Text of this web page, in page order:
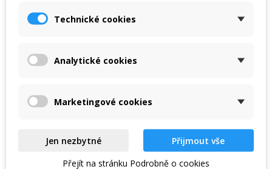
Konstrukcja pięty Y sprawia, że skarpety dobrze
Dodatkowo, te skarpety są
węższe i specjalnie
Włókno Endurofil zapewnia skarpetom
napinaniu każdej przędzy i późniejszemu
parowaniu podczas produkcji, są onestabilne
pod względem rozmiaru i nie kurczą się.
Technické cookies
Analytické cookies
Marketingové cookies
Jen nezbytné
Přijmout vše
Přejít na stránku Podrobně o cookies